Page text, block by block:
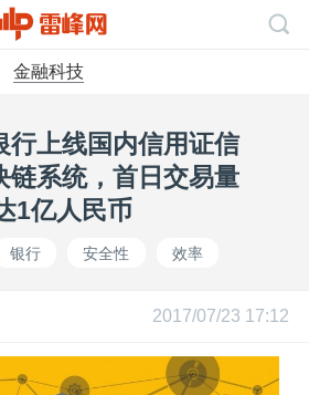
金融科技
行上线国内信用证信
链系统，首日交易量
1亿人民币
银行 安全性 效率
2017/07/23 17:12